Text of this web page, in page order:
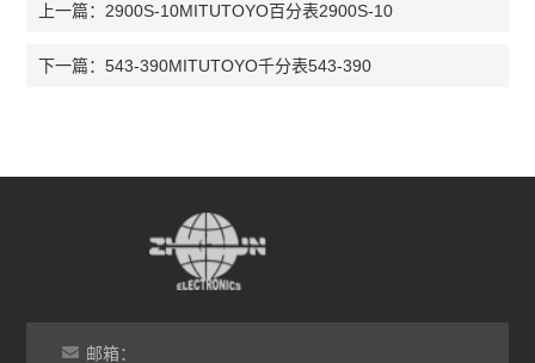
上一篇：2900S-10MITUTOYO百分表2900S-10
下一篇：543-390MITUTOYO千分表543-390
邮箱：